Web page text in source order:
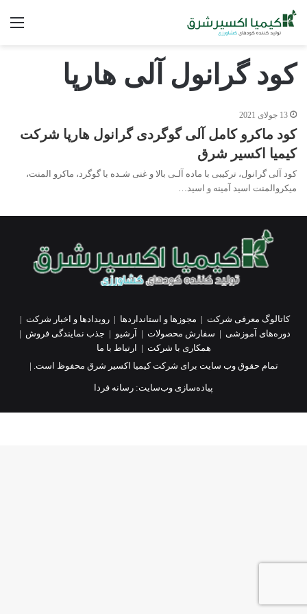
کود گرانول آلی هارپا
13 جولای 2021
کود ماکرو کامل آلی گوگردی گرانول هارپا شرکت
کیمیا اکسیر شرق
کود آلی گرانول، ترکیبی با ماده آلـی بالا و غنی شـده با گوگرد، ماکرو المنت،
میکروالمنت اسید آمینه و اسید…
کاتالوگ معرفی شرکت | مجوزها و استانداردها |رویدادها و اخبار شرکت |
دوره‌های آموزشی | سفارش محصولات | آرشیو | جذب نمایندگی فروش |
همکاری با شرکت |
ارتباط با ما
تمام حقوق وب سایت برای شرکت کیمیا اکسیر شرق محفوظ است. |
پیاده‌سازی وب‌سایت: رسانه فردا